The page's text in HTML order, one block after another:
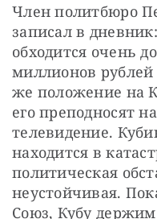
Член политбюро
записал в
обходится очень
миллионов рублей
же положение на
его преподносят
телевидение.
находится в
политическая
неустойчивая.
Союз, Кубу